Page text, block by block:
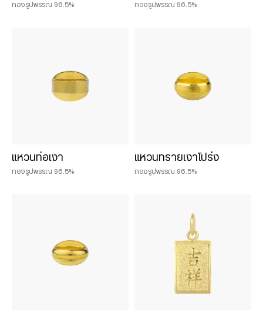
ทองรูปพรรณ 96.5% ทองรูปพรรณ 96.5%
แหวนท่อเงา
ทองรูปพรรณ 96.5%
แหวนทรายเงาโปร่ง
ทองรูปพรรณ 96.5%